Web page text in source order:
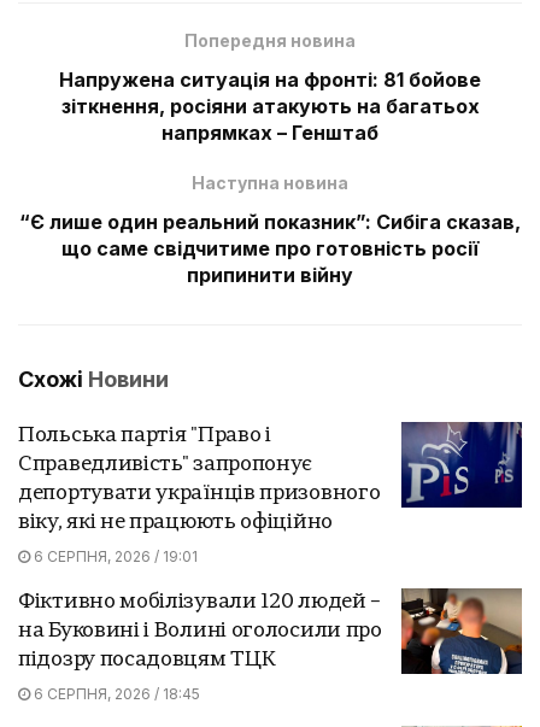
Попередня новина
Напружена ситуація на фронті: 81 бойове
зіткнення, росіяни атакують на багатьох
напрямках – Генштаб
Наступна новина
“Є лише один реальний показник”: Сибіга сказав,
що саме свідчитиме про готовність росії
припинити війну
Схожі Новини
Польська партія "Право і
Справедливість" запропонує
депортувати українців призовного
віку, які не працюють офіційно
6 СЕРПНЯ, 2026 / 19:01
Фіктивно мобілізували 120 людей –
на Буковині і Волині оголосили про
підозру посадовцям ТЦК
6 СЕРПНЯ, 2026 / 18:45